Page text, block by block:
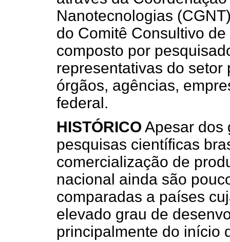
Nanotecnologias
do Comitê Consultivo
composto por
representativas do
órgãos, agências,
federal.
HISTÓRICO Apesar dos
pesquisas científicas
comercialização de
nacional ainda são
comparadas a países
elevado grau de
principalmente do início